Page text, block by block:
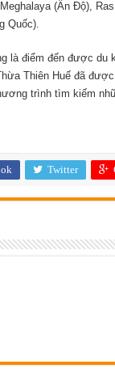
(Ấn Độ),
Quốc).
là điểm đến được du
Thiên Huế đã
trình tìm kiếm
Twitter